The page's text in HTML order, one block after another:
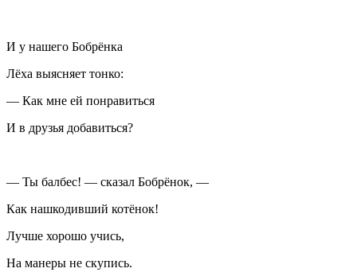
И у нашего Бобрёнка
Лёха выясняет тонко:
— Как мне ей понравиться
И в друзья добавиться?
— Ты балбес! — сказал Бобрёнок, —
Как нашкодивший котёнок!
Лучше хорошо учись,
На манеры не скупись.